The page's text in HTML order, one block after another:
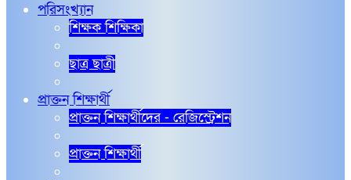
পরিসংখ্যান
শিক্ষক শিক্ষিকা
ছাত্র ছাত্রী
প্রাক্তন শিক্ষার্থী
প্রাক্তন শিক্ষার্থীদের - রেজিস্ট্রেশন
প্রাক্তন শিক্ষার্থী